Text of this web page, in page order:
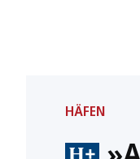
HÄFEN